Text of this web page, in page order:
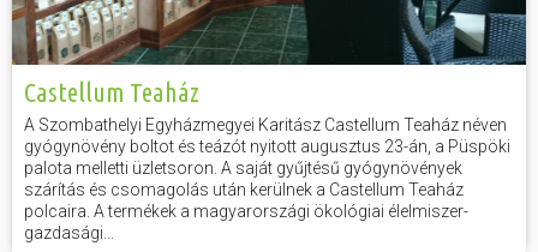
Castellum Teaház
A Szombathelyi Egyházmegyei Karitász Castellum Teaház néven
gyógynövény boltot és teázót nyitott augusztus 23-án, a Püspöki
palota melletti üzletsoron. A saját gyűjtésű gyógynövények
szárítás és csomagolás után kerülnek a Castellum Teaház
polcaira. A termékek a magyarországi ökológiai élelmiszer-
gazdasági...